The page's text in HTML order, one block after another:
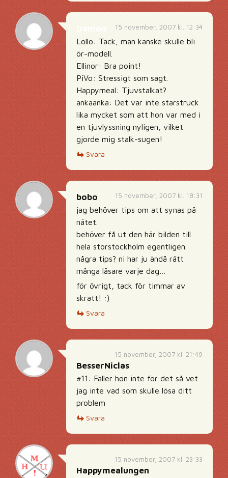
15 november, 2007 kl. 12:34
Lollo: Tack, man kanske skulle bli
ör-modell.
Ellinor: Bra point!
PiVo: Stressigt som sagt.
Happymeal: Tjuvstalkat?
ankaanka: Det var inte starstruck
lika mycket som att hon var med i
en tjuvlyssning nyligen, vilket
gjorde mig stalk-sugen!
Svara
15 november, 2007 kl. 18:31
bobo
jag behöver tips om att synas på
nätet.
behöver få ut den här bilden till
hela storstockholm egentligen.
några tips? ni har ju ändå rätt
många läsare varje dag…
för övrigt, tack för timmar av
skratt! :)
Svara
15 november, 2007 kl. 21:49
BesserNiclas
#11: Faller hon inte för det så vet
jag inte vad som skulle lösa ditt
problem
Svara
15 november, 2007 kl. 23:33
Happymealungen